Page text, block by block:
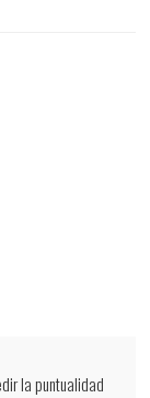
la puntualidad